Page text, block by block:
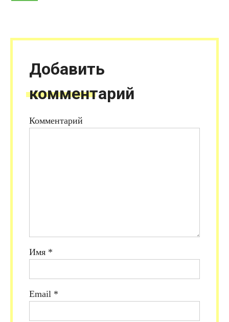
Добавить
комментарий
Комментарий
Имя *
Email *